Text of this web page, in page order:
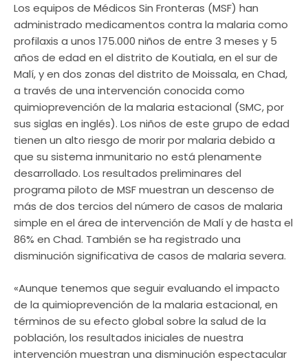
Los equipos de Médicos Sin Fronteras (MSF) han
administrado medicamentos contra la malaria como
profilaxis a unos 175.000 niños de entre 3 meses y 5
años de edad en el distrito de Koutiala, en el sur de
Malí, y en dos zonas del distrito de Moissala, en Chad,
a través de una intervención conocida como
quimioprevención de la malaria estacional (SMC, por
sus siglas en inglés). Los niños de este grupo de edad
tienen un alto riesgo de morir por malaria debido a
que su sistema inmunitario no está plenamente
desarrollado. Los resultados preliminares del
programa piloto de MSF muestran un descenso de
más de dos tercios del número de casos de malaria
simple en el área de intervención de Malí y de hasta el
86% en Chad. También se ha registrado una
disminución significativa de casos de malaria severa.
«Aunque tenemos que seguir evaluando el impacto
de la quimioprevención de la malaria estacional, en
términos de su efecto global sobre la salud de la
población, los resultados iniciales de nuestra
intervención muestran una disminución espectacular